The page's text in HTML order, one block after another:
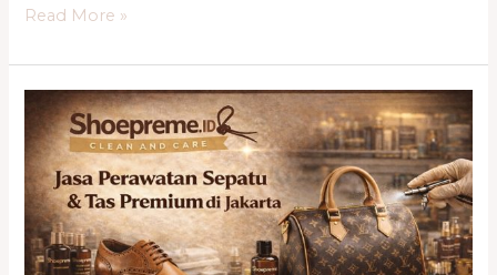
Read More »
Mesin
Cuci
Sepatu
Otomatis
–
Solusi
Praktis
untuk